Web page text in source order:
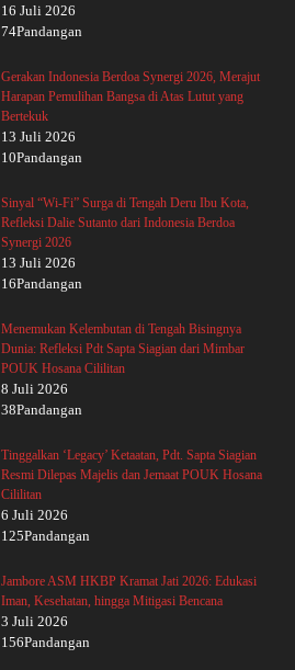
16 Juli 2026
74Pandangan
Gerakan Indonesia Berdoa Synergi 2026, Merajut
Harapan Pemulihan Bangsa di Atas Lutut yang
Bertekuk
13 Juli 2026
10Pandangan
Sinyal “Wi-Fi” Surga di Tengah Deru Ibu Kota,
Refleksi Dalie Sutanto dari Indonesia Berdoa
Synergi 2026
13 Juli 2026
16Pandangan
Menemukan Kelembutan di Tengah Bisingnya
Dunia: Refleksi Pdt Sapta Siagian dari Mimbar
POUK Hosana Cililitan
8 Juli 2026
38Pandangan
Tinggalkan ‘Legacy’ Ketaatan, Pdt. Sapta Siagian
Resmi Dilepas Majelis dan Jemaat POUK Hosana
Cililitan
6 Juli 2026
125Pandangan
Jambore ASM HKBP Kramat Jati 2026: Edukasi
Iman, Kesehatan, hingga Mitigasi Bencana
3 Juli 2026
156Pandangan